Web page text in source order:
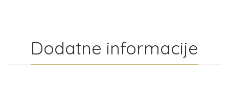
Dodatne informacije